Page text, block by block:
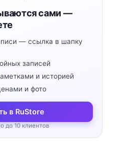
сами —
— ссылка в шапку
записей
и историей
и фото
в RuStore
до 10 клиентов